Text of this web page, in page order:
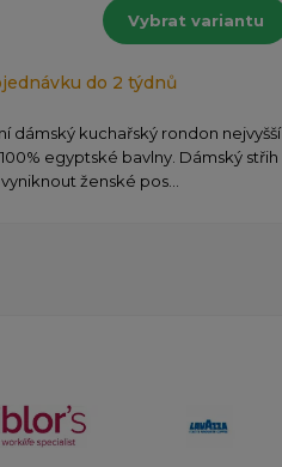
Vybrat variantu
do 2 týdnů
dámský kuchařský rondon nejvyšší
egyptské bavlny. Dámský střih
ženské pos...